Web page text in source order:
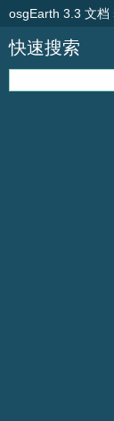
osgEarth 3.3 文档
快速搜索